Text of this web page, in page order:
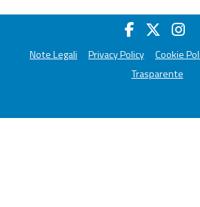
Note Legali Privacy Policy Cookie
Trasparente